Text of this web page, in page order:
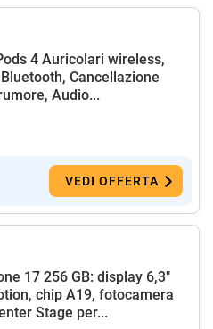
4 Auricolari wireless,
Cancellazione
Audio...
VEDI OFFERTA
17 256 GB: display 6,3"
chip A19, fotocamera
Stage per...